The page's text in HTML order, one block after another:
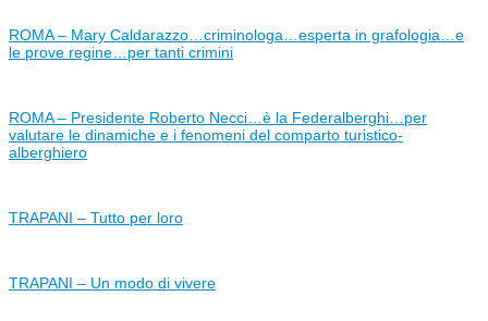
ROMA – Mary Caldarazzo…criminologa…esperta in grafologia…e
le prove regine…per tanti crimini
ROMA – Presidente Roberto Necci…è la Federalberghi…per
valutare le dinamiche e i fenomeni del comparto turistico-
alberghiero
TRAPANI – Tutto per loro
TRAPANI – Un modo di vivere